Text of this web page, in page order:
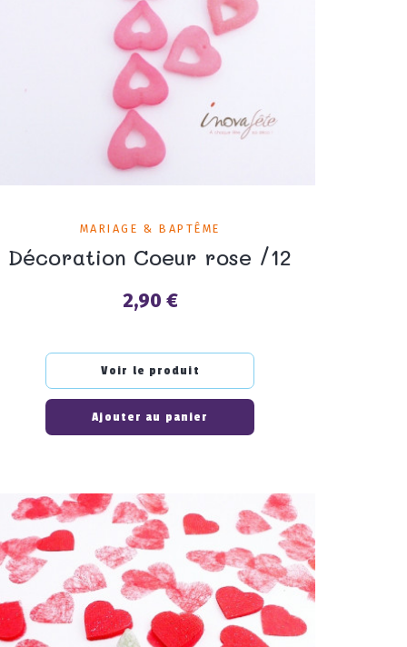
MARIAGE & BAPTÊME
Décoration Coeur rose /12
Prix
2,90 €
Voir le produit
Ajouter au panier